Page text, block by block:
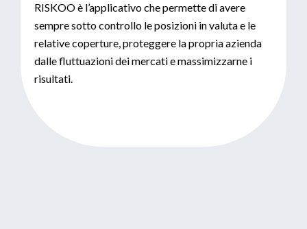
RISKOO è l’applicativo che permette di avere
sempre sotto controllo le posizioni in valuta e le
relative coperture, proteggere la propria azienda
dalle fluttuazioni dei mercati e massimizzarne i
risultati.